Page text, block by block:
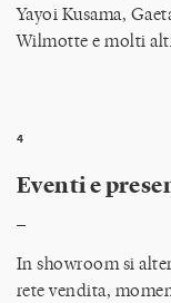
Yayoi Kusama,
Wilmotte e molti
4
Eventi e
In showroom si
rete vendita,